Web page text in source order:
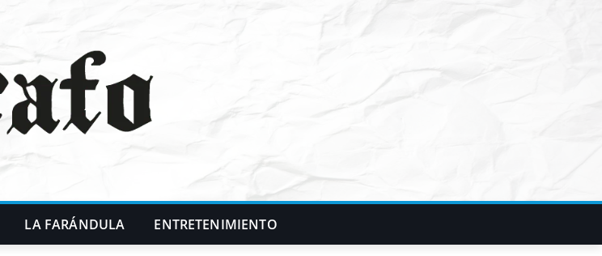
LA FARÁNDULA ENTRETENIMIENTO